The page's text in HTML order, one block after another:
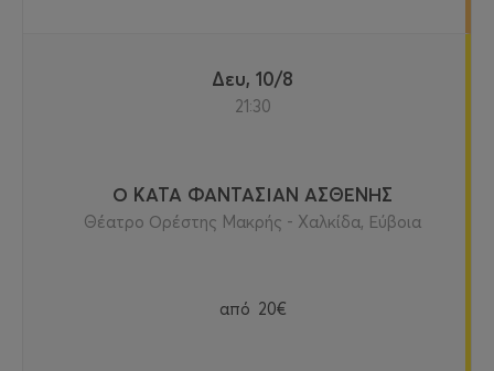
Δευ, 10/8
21:30
Ο ΚΑΤΑ ΦΑΝΤΑΣΙΑΝ ΑΣΘΕΝΗΣ
Θέατρο Ορέστης Μακρής - Χαλκίδα, Εύβοια
από 20€